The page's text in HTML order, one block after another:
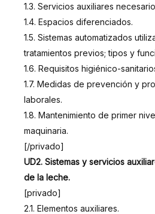
1.3. Servicios auxiliares
1.4. Espacios diferenciados.
1.5. Sistemas automatizados
tratamientos previos; tipos y
1.6. Requisitos higiénico-
1.7. Medidas de prevención y
laborales.
1.8. Mantenimiento de primer
maquinaria.
[/privado]
UD2. Sistemas y servicios
de la leche.
[privado]
2.1. Elementos auxiliares.